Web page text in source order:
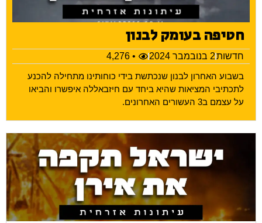
חטיפה בעומק לבנון
חדשות2 בנובמבר 2024
• 4,276
בשבוע האחרון לבנון שנכתשת בידי כוחותינו מתחילה להכנע
לתכתיבי המציאות שהיא ביחד עם חיזבאללה איפשרו והביאו
על עצמם ב3 העשורים האחרונים.